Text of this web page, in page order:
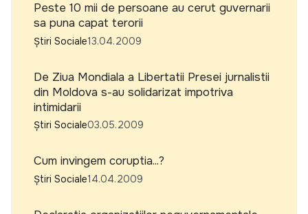
Peste 10 mii de persoane au cerut guvernarii
sa puna capat terorii
Știri Sociale13.04.2009
De Ziua Mondiala a Libertatii Presei jurnalistii
din Moldova s-au solidarizat impotriva
intimidarii
Știri Sociale03.05.2009
Cum invingem coruptia...?
Știri Sociale14.04.2009